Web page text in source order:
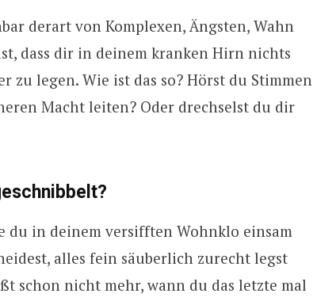
derart von Komplexen, Ängsten, Wahn
dass dir in deinem kranken Hirn nichts
zu legen. Wie ist das so? Hörst du Stimmen
Macht leiten? Oder drechselst du dir
du in deinem versifften Wohnklo einsam
alles fein säuberlich zurecht legst
schon nicht mehr, wann du das letzte mal